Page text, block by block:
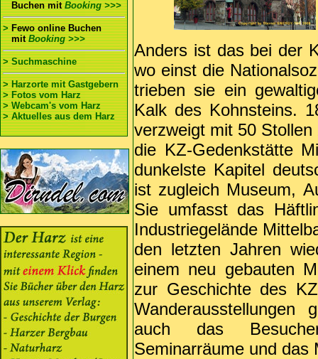
Buchen mit Booking >>>
>Fewo online Buchen
mitBooking >>>
> Suchmaschine
> Harzorte mit Gastgebern
> Fotos vom Harz
> Webcam's vom Harz
> Aktuelles aus dem Harz
Anders ist das bei der
wo einst die
trieben sie ein
Kalk des Kohnsteins.
verzweigt mit 50
die KZ-Gedenkstätte
dunkelste Kapitel
ist zugleich Museum,
Sie umfasst das
Industriegelände
den letzten Jahren
einem neu gebauten
zur Geschichte des
auch das
Seminarräume und das